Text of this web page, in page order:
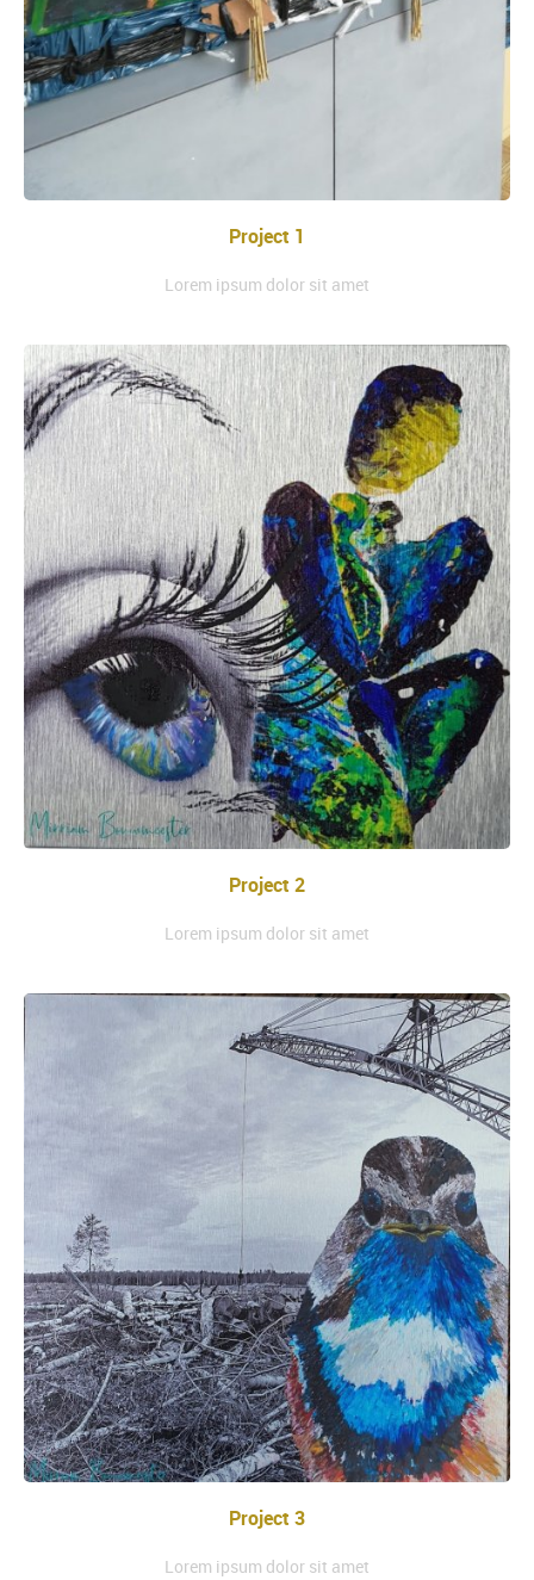
Project 1
Lorem ipsum dolor sit amet
Project 2
Lorem ipsum dolor sit amet
Project 3
Lorem ipsum dolor sit amet